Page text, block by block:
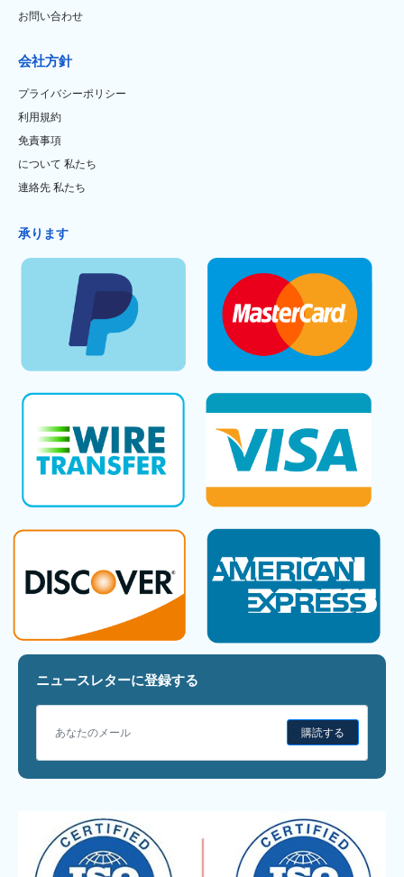
お問い合わせ
会社方針
プライバシーポリシー
利用規約
免責事項
について 私たち
連絡先 私たち
承ります
ニュースレターに登録する
購読する